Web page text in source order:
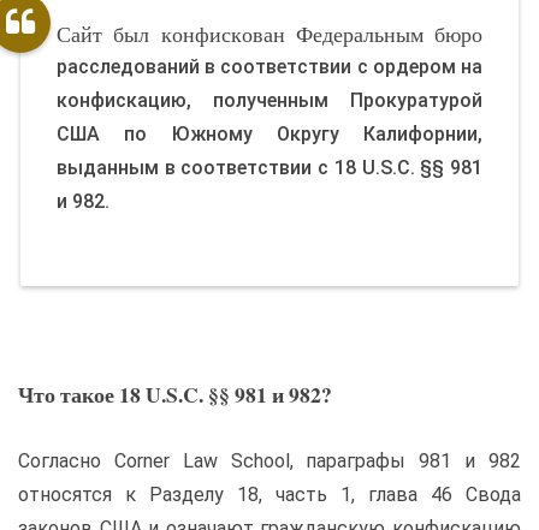
Сайт был конфискован Федеральным бюро
расследований в соответствии с ордером на
конфискацию, полученным Прокуратурой
США по Южному Округу Калифорнии,
выданным в соответствии с 18 U.S.C. §§ 981
и 982.
Что такое 18 U.S.C. §§ 981 и 982?
Согласно Corner Law School, параграфы 981 и 982
относятся к Разделу 18, часть 1, глава 46 Свода